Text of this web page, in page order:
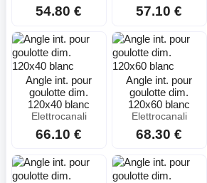
54.80 € 57.10 €
Angle int. pour
goulotte dim.
120x40 blanc
Elettrocanali
66.10 €
Angle int. pour
goulotte dim.
120x60 blanc
Elettrocanali
68.30 €